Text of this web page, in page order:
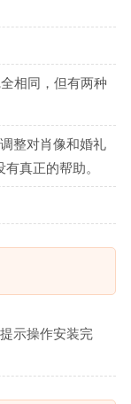
相同，但有两种
整对肖像和婚礼
真正的帮助。
示操作安装完